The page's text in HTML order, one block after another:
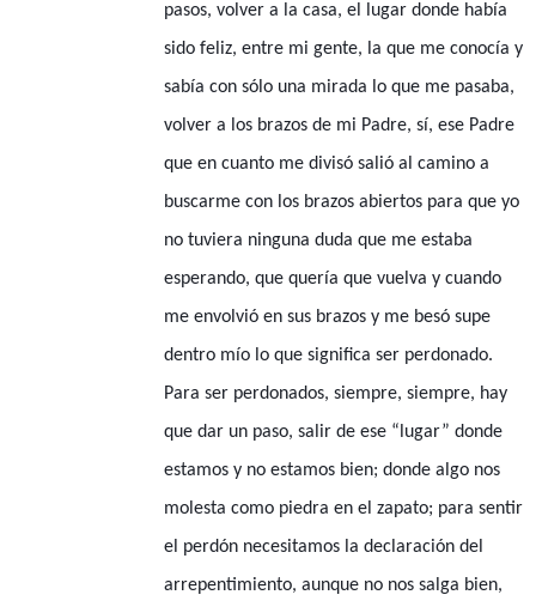
pasos, volver a la casa, el lugar donde había
sido feliz, entre mi gente, la que me conocía y
sabía con sólo una mirada lo que me pasaba,
volver a los brazos de mi Padre, sí, ese Padre
que en cuanto me divisó salió al camino a
buscarme con los brazos abiertos para que yo
no tuviera ninguna duda que me estaba
esperando, que quería que vuelva y cuando
me envolvió en sus brazos y me besó supe
dentro mío lo que significa ser perdonado.
Para ser perdonados, siempre, siempre, hay
que dar un paso, salir de ese “lugar” donde
estamos y no estamos bien; donde algo nos
molesta como piedra en el zapato; para sentir
el perdón necesitamos la declaración del
arrepentimiento, aunque no nos salga bien,